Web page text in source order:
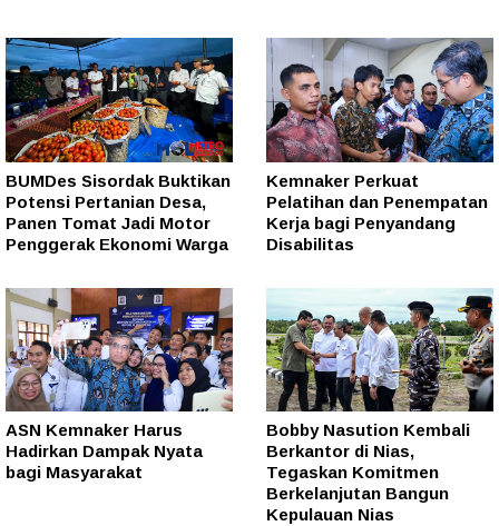
BUMDes Sisordak Buktikan
Potensi Pertanian Desa,
Panen Tomat Jadi Motor
Penggerak Ekonomi Warga
Kemnaker Perkuat
Pelatihan dan Penempatan
Kerja bagi Penyandang
Disabilitas
ASN Kemnaker Harus
Hadirkan Dampak Nyata
bagi Masyarakat
Bobby Nasution Kembali
Berkantor di Nias,
Tegaskan Komitmen
Berkelanjutan Bangun
Kepulauan Nias